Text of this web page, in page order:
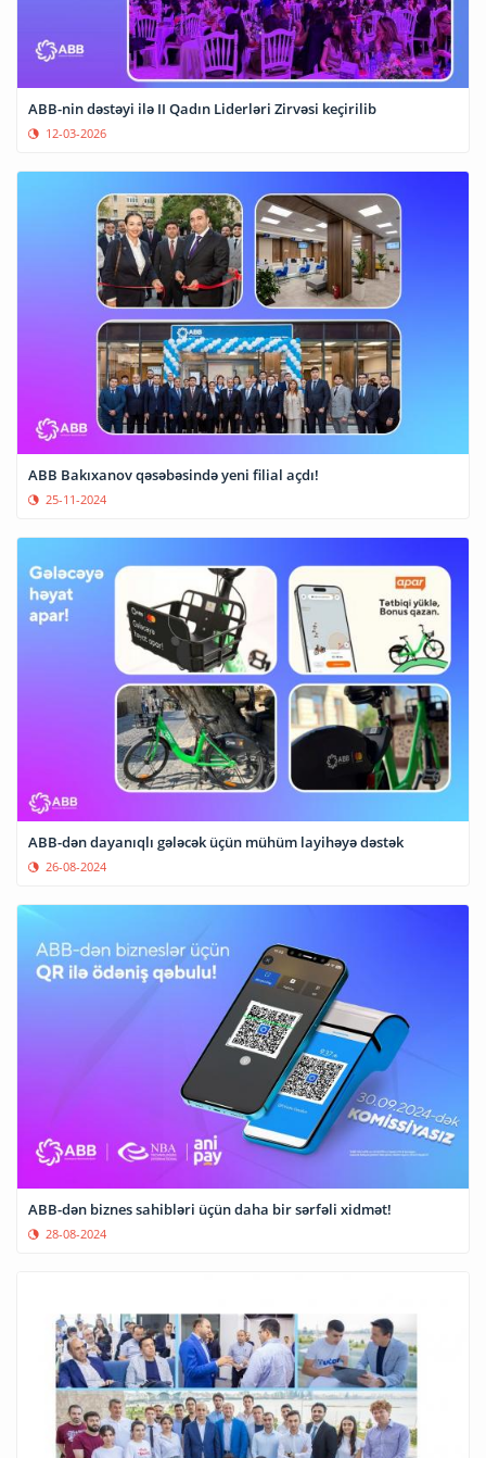
ABB-nin dəstəyi ilə II Qadın Liderləri Zirvəsi keçirilib
12-03-2026
ABB Bakıxanov qəsəbəsində yeni filial açdı!
25-11-2024
ABB-dən dayanıqlı gələcək üçün mühüm layihəyə dəstək
26-08-2024
ABB-dən biznes sahibləri üçün daha bir sərfəli xidmət!
28-08-2024